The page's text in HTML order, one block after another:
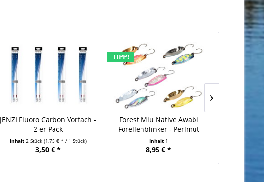
JENZI Fluoro Carbon Vorfach -
2 er Pack
Inhalt 2 Stück (1,75 € * / 1 Stück)
3,50 € *
TIPP!
Forest Miu Native Awabi
Forellenblinker - Perlmut
Inhalt 1
8,95 € *